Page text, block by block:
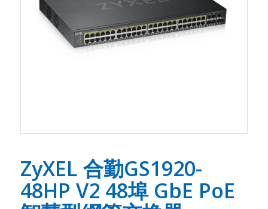
ZyXEL 合勤GS1920-
48HP V2 48埠 GbE PoE